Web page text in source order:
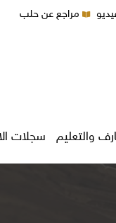
مراجع عن حلب
والتعليم سجلات